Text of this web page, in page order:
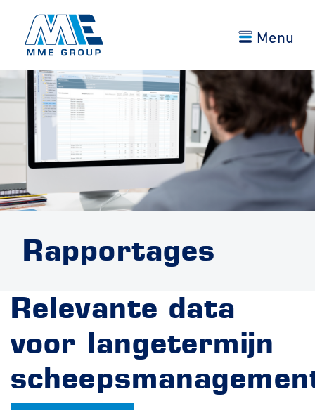
Menu
Rapportages
Relevante data
voor langetermijn